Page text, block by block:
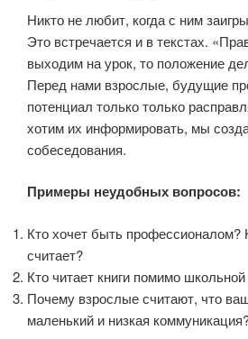
Никто не любит, когда с ним
Это встречается и в текстах.
выходим на урок, то положение
Перед нами взрослые, будущие
потенциал только только
хотим их информировать, мы
собеседования.
Примеры неудобных вопросов:
Кто хочет быть профессионалом?
считает?
Кто читает книги помимо
Почему взрослые считают, что
маленький и низкая